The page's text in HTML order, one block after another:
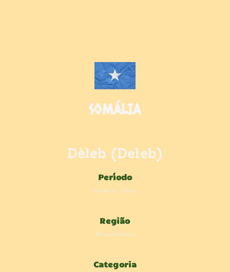
SOMÁLIA
Dèleb (Deleb)
Período
Moderno, 1900s
Região
ÁfricaOriental
Categoria